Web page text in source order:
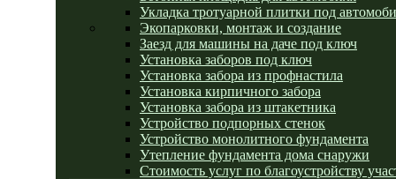
Укладка тротуарной плитки под
Экопарковки, монтаж и создание
Заезд для машины на даче под ключ
Установка заборов под ключ
Установка забора из профнастила
Установка кирпичного забора
Установка забора из штакетника
Устройство подпорных стенок
Устройство монолитного фундамента
Утепление фундамента дома снаружи
Стоимость услуг по благоустройству